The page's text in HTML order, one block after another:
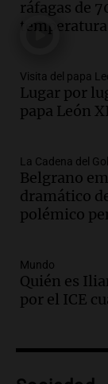
siete
Panorama
ley
Viva la
Audio.
de
La
Audio.
un
Audio.
ráfagas de
temperatura
Visita del papa
Lugar por
papa León
La Cadena del Gol
Belgrano
dramático
polémico
Mundo
Quién es
por el ICE